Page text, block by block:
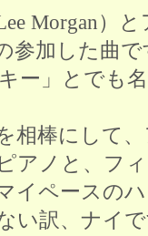
Morgan）
参加した曲
ー」とでも
相棒にして
アノと、フ
イペースの
い訳、ナイ